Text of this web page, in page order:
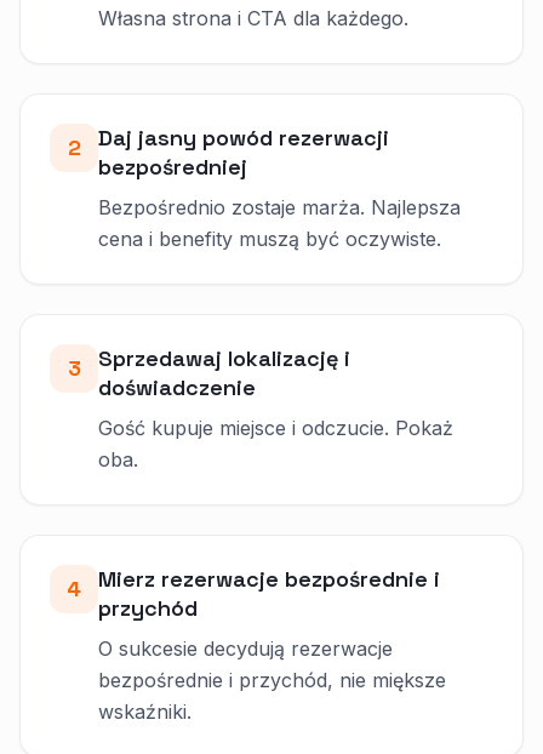
Własna strona i CTA dla każdego.
2
Daj jasny powód rezerwacji
bezpośredniej
Bezpośrednio zostaje marża. Najlepsza
cena i benefity muszą być oczywiste.
3
Sprzedawaj lokalizację i
doświadczenie
Gość kupuje miejsce i odczucie. Pokaż
oba.
4
Mierz rezerwacje bezpośrednie i
przychód
O sukcesie decydują rezerwacje
bezpośrednie i przychód, nie miększe
wskaźniki.